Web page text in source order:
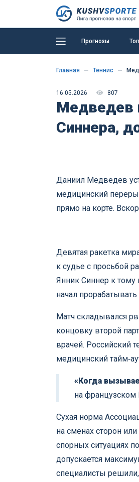
Прогнозы
Главная Теннис
16.05.2026 807
Медведев
Синнера,
Даниил Медведев
медицинский
прямо на корте.
Девятая ракетка
к судье с просьбой
Янник Синнер к тому
начал
Матч складывался
концовку второй
врачей. Российский
медицинский
«Когда
на
Сухая норма
на сменах сторон
спорных ситуациях
допускается
специалисты